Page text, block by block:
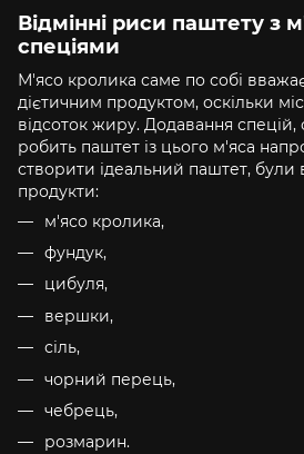
Відмінні риси паштету з
спеціями
М'ясо кролика саме по собі
дієтичним продуктом, оскільки
відсоток жиру. Додавання спецій,
робить паштет із цього м'яса
створити ідеальний паштет, були
продукти:
м'ясо кролика,
фундук,
цибуля,
вершки,
сіль,
чорний перець,
чебрець,
розмарин.